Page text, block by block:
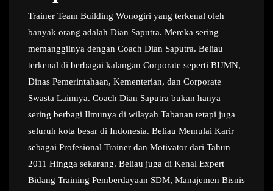
Trainer Team Building Wonogiri yang terkenal oleh
banyak orang adalah Dian Saputra. Mereka sering
memanggilnya dengan Coach Dian Saputra. Beliau
terkenal di berbagai kalangan Corporate seperti BUMN,
Dinas Pemerintahaan, Kementerian, dan Corporate
Swasta Lainnya. Coach Dian Saputra bukan hanya
sering berbagi Ilmunya di wilayah Tabanan tetapi juga
seluruh kota besar di Indonesia. Beliau Memulai Karir
sebagai Profesional Trainer dan Motivator dari Tahun
2011 Hingga sekarang. Beliau juga di Kenal Expert
Bidang Training Pemberdayaan SDM, Manajemen Bisnis